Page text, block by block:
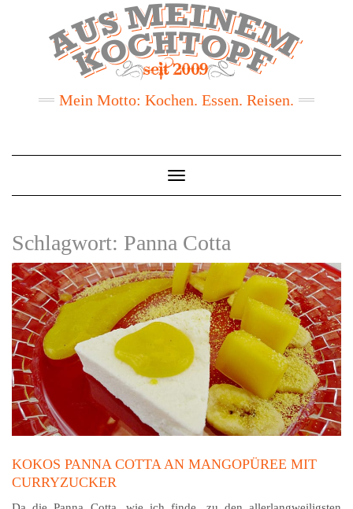
Mein Motto: Kochen. Essen. Reisen.
Toggle
Navigation
Schlagwort: Panna Cotta
KOKOS PANNA COTTA AN MANGOPÜREE MIT
CURRYZUCKER